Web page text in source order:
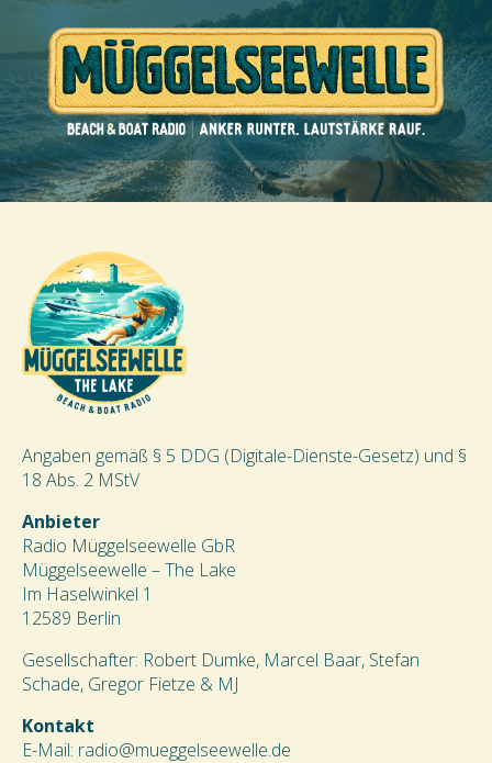
Angaben gemäß § 5 DDG (Digitale-Dienste-Gesetz) und §
18 Abs. 2 MStV
Anbieter
Radio Müggelseewelle GbR
Müggelseewelle – The Lake
Im Haselwinkel 1
12589 Berlin
Gesellschafter: Robert Dumke, Marcel Baar, Stefan
Schade, Gregor Fietze & MJ
Kontakt
E-Mail: radio@mueggelseewelle.de